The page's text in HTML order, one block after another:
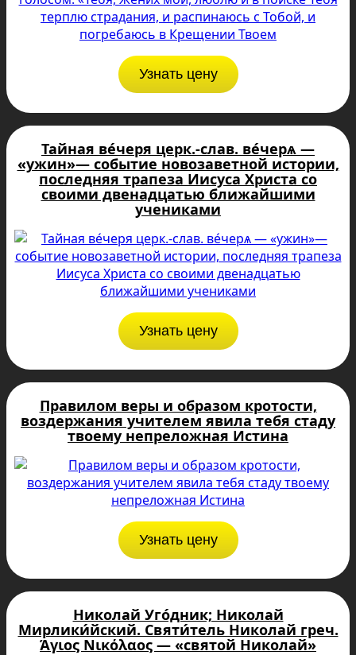
Узнать цену
Тайная ве́черя церк.-слав. ве́черѧ —
«ужин»— событие новозаветной истории,
последняя трапеза Иисуса Христа со
своими двенадцатью ближайшими
учениками
Узнать цену
Правилом веры и образом кротости,
воздержания учителем явила тебя стаду
твоему непреложная Истина
Узнать цену
Николай Уго́дник; Николай
Мирлики́йский. Святи́тель Николай греч.
Άγιος Νικόλαος — «святой Николай»